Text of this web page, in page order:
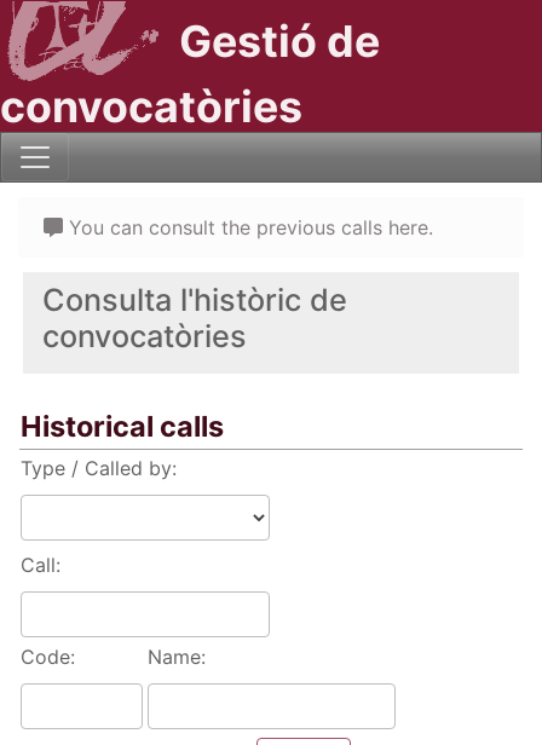
Gestió de
convocatòries
Consulta l'històric de
convocatòries
Historical calls
Type / Called by:
Call:
Code: Name:
You can consult the previous calls here.